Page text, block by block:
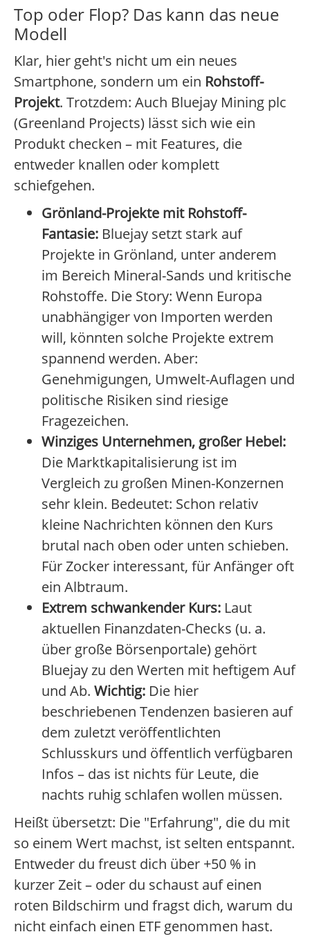
Top oder Flop? Das kann das neue
Modell
Klar, hier geht's nicht um ein neues
Smartphone, sondern um ein Rohstoff-
Projekt. Trotzdem: Auch Bluejay Mining plc
(Greenland Projects) lässt sich wie ein
Produkt checken – mit Features, die
entweder knallen oder komplett
schiefgehen.
Grönland-Projekte mit Rohstoff-
Fantasie: Bluejay setzt stark auf
Projekte in Grönland, unter anderem
im Bereich Mineral-Sands und kritische
Rohstoffe. Die Story: Wenn Europa
unabhängiger von Importen werden
will, könnten solche Projekte extrem
spannend werden. Aber:
Genehmigungen, Umwelt-Auflagen und
politische Risiken sind riesige
Fragezeichen.
Winziges Unternehmen, großer Hebel:
Die Marktkapitalisierung ist im
Vergleich zu großen Minen-Konzernen
sehr klein. Bedeutet: Schon relativ
kleine Nachrichten können den Kurs
brutal nach oben oder unten schieben.
Für Zocker interessant, für Anfänger oft
ein Albtraum.
Extrem schwankender Kurs: Laut
aktuellen Finanzdaten-Checks (u. a.
über große Börsenportale) gehört
Bluejay zu den Werten mit heftigem Auf
und Ab. Wichtig: Die hier
beschriebenen Tendenzen basieren auf
dem zuletzt veröffentlichten
Schlusskurs und öffentlich verfügbaren
Infos – das ist nichts für Leute, die
nachts ruhig schlafen wollen müssen.
Heißt übersetzt: Die "Erfahrung", die du mit
so einem Wert machst, ist selten entspannt.
Entweder du freust dich über +50 % in
kurzer Zeit – oder du schaust auf einen
roten Bildschirm und fragst dich, warum du
nicht einfach einen ETF genommen hast.